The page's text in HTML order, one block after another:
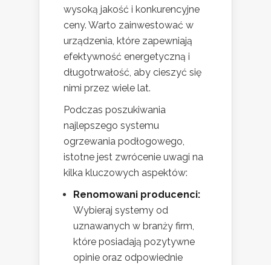
wysoką jakość i konkurencyjne
ceny. Warto zainwestować w
urządzenia, które zapewniają
efektywność energetyczną i
długotrwałość, aby cieszyć się
nimi przez wiele lat.
Podczas poszukiwania
najlepszego systemu
ogrzewania podłogowego,
istotne jest zwrócenie uwagi na
kilka kluczowych aspektów:
Renomowani producenci:
Wybieraj systemy od
uznawanych w branży firm,
które posiadają pozytywne
opinie oraz odpowiednie